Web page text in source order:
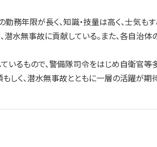
年限が長く、知識・技量は高く、士気も
水無事故に貢献している。また、各自治
るもので、警備隊司令をはじめ自衛官等
しく、潜水無事故とともに一層の活躍が期